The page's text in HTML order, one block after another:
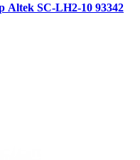
Altek SC-LH2-10 93342